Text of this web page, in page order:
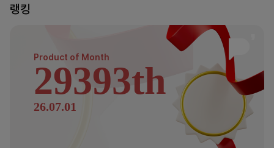
랭킹
Product of Month
29393th
26.07.01